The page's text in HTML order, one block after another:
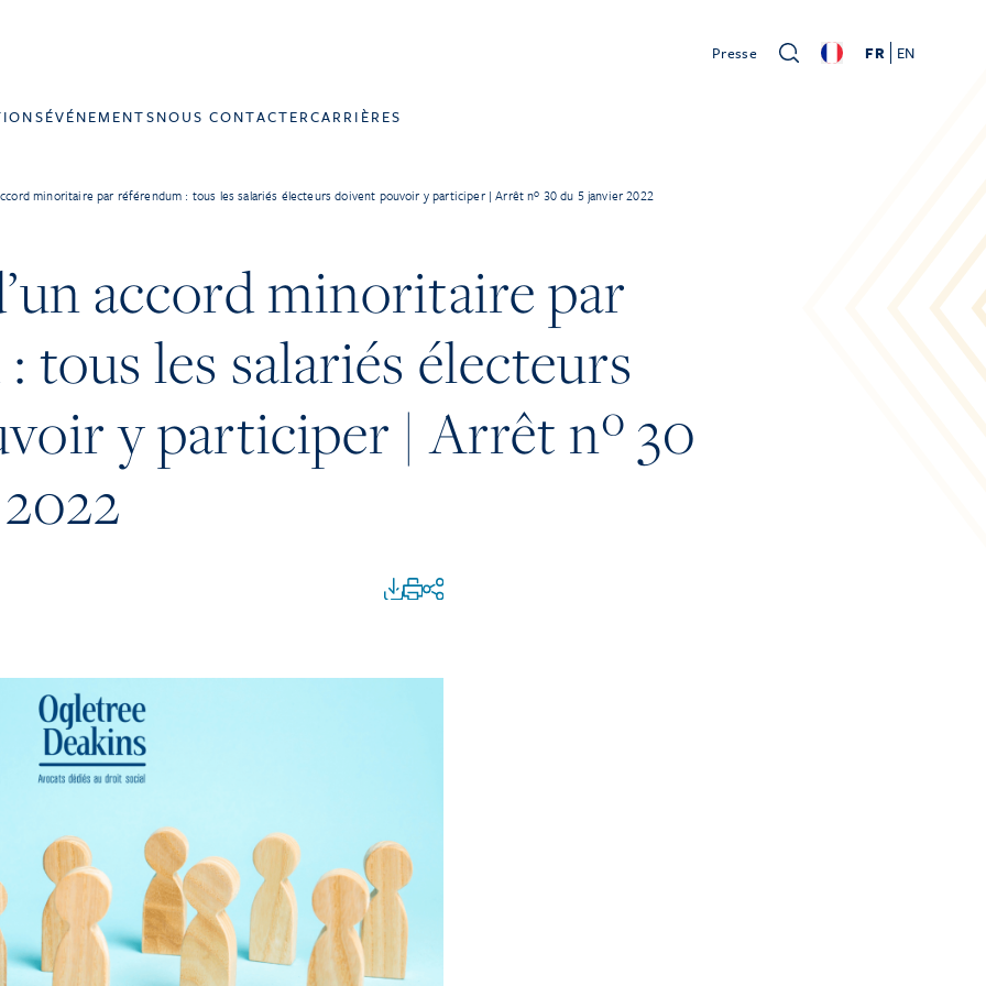
Presse FR EN
ÉVÉNEMENTSNOUS CONTACTERCARRIÈRES
minoritaire par référendum : tous les salariés électeurs doivent pouvoir y participer | Arrêt nº 30 du 5 janvier 2022
accord minoritaire par
tous les salariés électeurs
y participer | Arrêt nº 30